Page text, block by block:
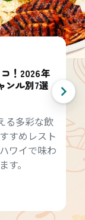
！2026年
ンル別7選
る多彩な飲
すめレスト
ワイで味わ
。